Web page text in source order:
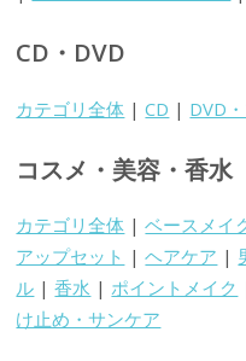
CD・DVD
カテゴリ全体 |CD | DVD
コスメ・美容・香水
カテゴリ全体 |ベースメイ
アップセット |ヘアケア |
ル |香水 |ポイントメイク
け止め・サンケア